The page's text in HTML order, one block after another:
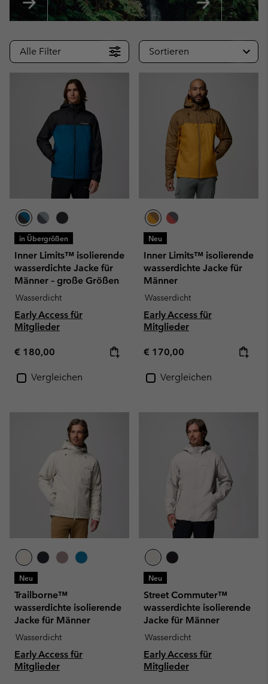
Alle Filter Sortieren
in Übergrößen
Inner Limits™ isolierende
wasserdichte Jacke für
Männer – große Größen
Wasserdicht
Early Access für
Mitglieder
Regular price:
€ 180,00
Vergleichen
Neu
Inner Limits™ isolierende
wasserdichte Jacke für
Männer
Wasserdicht
Early Access für
Mitglieder
Regular price:
€ 170,00
Vergleichen
Neu
Trailborne™
wasserdichte isolierende
Jacke für Männer
Wasserdicht
Early Access für
Mitglieder
Neu
Street Commuter™
wasserdichte isolierende
Jacke für Männer
Wasserdicht
Early Access für
Mitglieder